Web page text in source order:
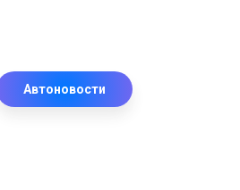
Автоновости